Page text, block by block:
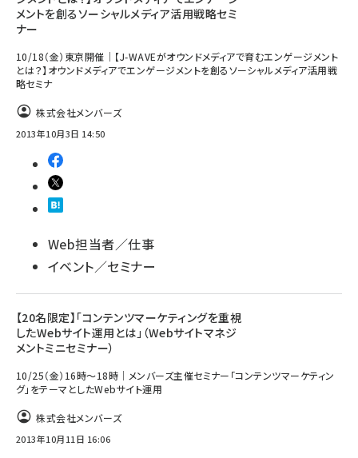
メントを創るソーシャルメディア活用戦略セミ
ナー
10/18（金）東京開催｜【J-WAVEがオウンドメディアで育むエンゲージメント
とは？】オウンドメディアでエンゲージメントを創るソーシャルメディア活用戦
略セミナ
株式会社メンバーズ
2013年10月3日 14:50
Web担当者／仕事
イベント／セミナー
【20名限定】「コンテンツマーケティングを重視
したWebサイト運用とは」（Webサイトマネジ
メントミニセミナー）
10/25（金）16時～18時｜メンバーズ主催セミナー「コンテンツマーケティン
グ」をテーマとしたWebサイト運用
株式会社メンバーズ
2013年10月11日 16:06